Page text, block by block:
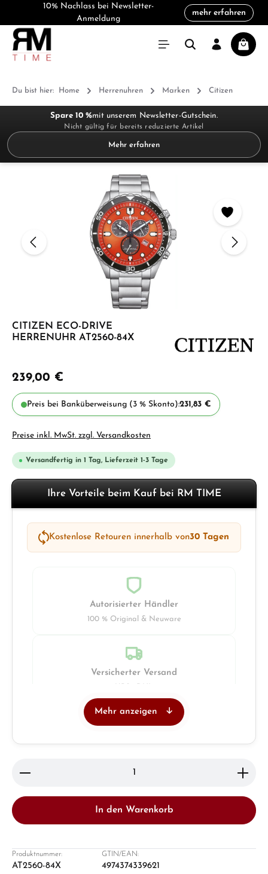
10% Nachlass bei Newsletter-
Anmeldung
mehr erfahren
Du bist hier: Home Herrenuhren Marken Citizen
Spare 10 %mit unserem Newsletter-Gutschein.
Nicht gültig für bereits reduzierte Artikel
Mehr erfahren
Bildergalerie überspringen
CITIZEN ECO-DRIVE
HERRENUHR AT2560-84X
239,00 €
Preis bei Banküberweisung (3 % Skonto):231,83 €
Preise inkl. MwSt. zzgl. Versandkosten
Versandfertig in 1 Tag, Lieferzeit 1-3 Tage
Ihre Vorteile beim Kauf bei RM TIME
Kostenlose Retouren innerhalb von30 Tagen
Autorisierter Händler
100 % Original & Neuware
Versicherter Versand
Mehr anzeigen
Produkt Anzahl: Gib den gewünschten Wert ein
In den Warenkorb
Produktnummer:
AT2560-84X
GTIN/EAN:
4974374339621